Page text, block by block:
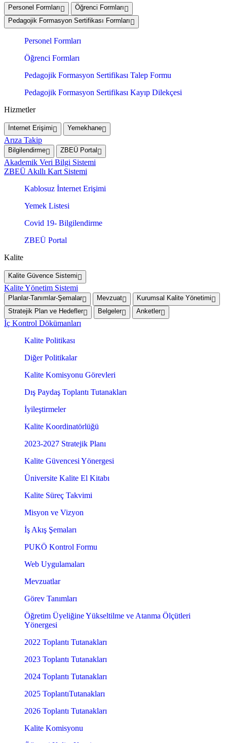
Personel Formları
Öğrenci Formları
Pedagojik Formasyon Sertifikası Formları
Personel Formları
Öğrenci Formları
Pedagojik Formasyon Sertifikası Talep Formu
Pedagojik Formasyon Sertifikası Kayıp Dilekçesi
Hizmetler
İnternet Erişimi Yemekhane
Arıza Takip
Bilgilendirme ZBEÜ Portal
Akademik Veri Bilgi Sistemi
ZBEÜ Akıllı Kart Sistemi
Kablosuz İnternet Erişimi
Yemek Listesi
Covid 19- Bilgilendirme
ZBEÜ Portal
Kalite
Kalite Güvence Sistemi
Kalite Yönetim Sistemi
Planlar-Tanımlar-Şemalar Mevzuat
Kurumsal Kalite Yönetimi
Stratejik Plan ve Hedefler
Belgeler Anketler
İç Kontrol Dökümanları
Kalite Politikası
Diğer Politikalar
Kalite Komisyonu Görevleri
Dış Paydaş Toplantı Tutanakları
İyileştirmeler
Kalite Koordinatörlüğü
2023-2027 Stratejik Planı
Kalite Güvencesi Yönergesi
Üniversite Kalite El Kitabı
Kalite Süreç Takvimi
Misyon ve Vizyon
İş Akış Şemaları
PUKÖ Kontrol Formu
Web Uygulamaları
Mevzuatlar
Görev Tanımları
Öğretim Üyeliğine Yükseltilme ve Atanma Ölçütleri
Yönergesi
2022 Toplantı Tutanakları
2023 Toplantı Tutanakları
2024 Toplantı Tutanakları
2025 ToplantıTutanakları
2026 Toplantı Tutanakları
Kalite Komisyonu